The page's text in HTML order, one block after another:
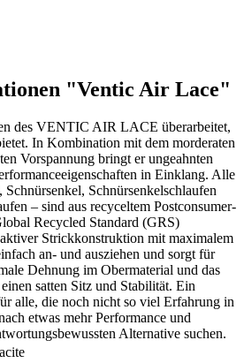
"Ventic Air Lace"
des VENTIC AIR LACE überarbeitet,
In Kombination mit dem morderaten
Vorspannung bringt er ungeahnten
in Einklang. Alle
Schnürsenkelschlaufen
– sind aus recyceltem Postconsumer-
Recycled Standard (GRS)
Strickkonstruktion mit maximalem
an- und ausziehen und sorgt für
Dehnung im Obermaterial und das
satten Sitz und Stabilität. Ein
alle, die noch nicht so viel Erfahrung in
etwas mehr Performance und
Alternative suchen.